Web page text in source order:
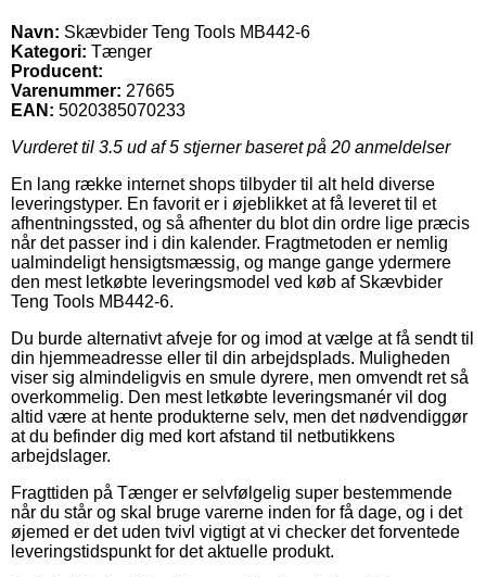
Navn: Skævbider Teng Tools MB442-6
Kategori: Tænger
Producent:
Varenummer: 27665
EAN: 5020385070233
Vurderet til 3.5 ud af 5 stjerner baseret på 20 anmeldelser
En lang række internet shops tilbyder til alt held diverse
leveringstyper. En favorit er i øjeblikket at få leveret til et
afhentningssted, og så afhenter du blot din ordre lige præcis
når det passer ind i din kalender. Fragtmetoden er nemlig
ualmindeligt hensigtsmæssig, og mange gange ydermere
den mest letkøbte leveringsmodel ved køb af Skævbider
Teng Tools MB442-6.
Du burde alternativt afveje for og imod at vælge at få sendt til
din hjemmeadresse eller til din arbejdsplads. Muligheden
viser sig almindeligvis en smule dyrere, men omvendt ret så
overkommelig. Den mest letkøbte leveringsmanér vil dog
altid være at hente produkterne selv, men det nødvendiggør
at du befinder dig med kort afstand til netbutikkens
arbejdslager.
Fragttiden på Tænger er selvfølgelig super bestemmende
når du står og skal bruge varerne inden for få dage, og i det
øjemed er det uden tvivl vigtigt at vi checker det forventede
leveringstidspunkt for det aktuelle produkt.